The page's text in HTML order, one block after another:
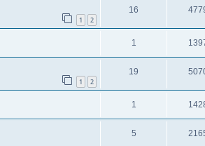
1 2
16
1
1 2
19
1
5